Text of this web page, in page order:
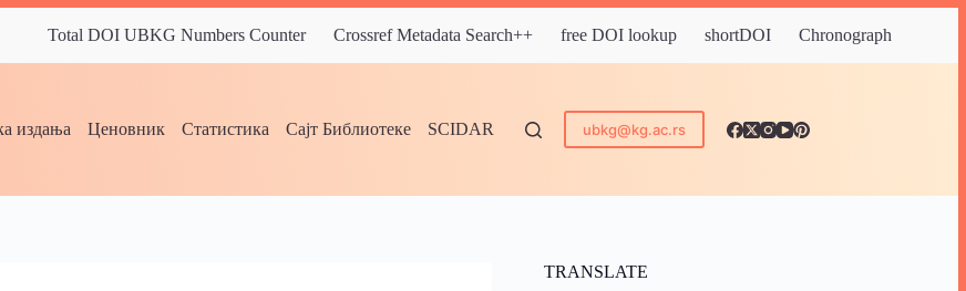
Total DOI UBKG Numbers Counter Crossref Metadata Search++ free DOI lookup shortDOI Chronograph
издања Ценовник Статистика Сајт Библиотеке SCIDAR ubkg@kg.ac.rs
TRANSLATE